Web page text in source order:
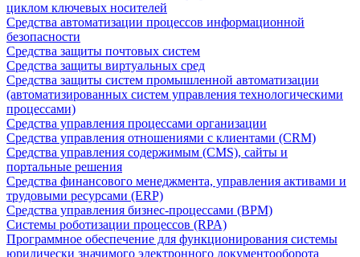
циклом ключевых носителей
Средства автоматизации процессов информационной
безопасности
Средства защиты почтовых систем
Средства защиты виртуальных сред
Средства защиты систем промышленной автоматизации
(автоматизированных систем управления технологическими
процессами)
Средства управления процессами организации
Средства управления отношениями с клиентами (CRM)
Средства управления содержимым (CMS), сайты и
портальные решения
Средства финансового менеджмента, управления активами и
трудовыми ресурсами (ERP)
Средства управления бизнес-процессами (BPM)
Системы роботизации процессов (RPA)
Программное обеспечение для функционирования системы
юридически значимого электронного документооборота